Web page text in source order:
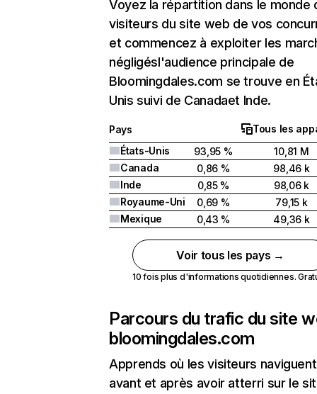
Voyez la répartition dans le monde
visiteurs du site web de vos
et commencez à exploiter les
négligésl'audience principale de
Bloomingdales.com se trouve en
Unis suivi de Canadaet Inde.
Pays
Tous les
États-Unis
93,95 %
10,81 M
Canada
0,86 %
98,46 k
Inde
0,85 %
98,06 k
Royaume-Uni
0,69 %
79,15 k
Mexique
0,43 % 49,36 k
Voir tous les pays →
10 fois plus d'informations quotidiennes.
Parcours du trafic du site
bloomingdales.com
Apprends où les visiteurs naviguent
avant et après avoir atterri sur le